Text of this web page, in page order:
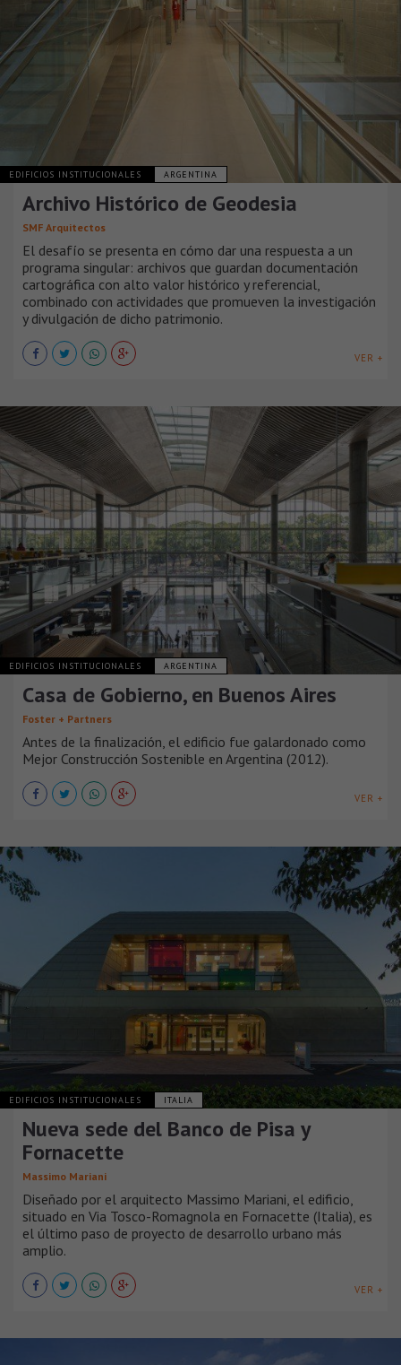
EDIFICIOS INSTITUCIONALES ARGENTINA
Archivo Histórico de Geodesia
SMF Arquitectos
El desafío se presenta en cómo dar una respuesta a un
programa singular: archivos que guardan documentación
cartográfica con alto valor histórico y referencial,
combinado con actividades que promueven la investigación
y divulgación de dicho patrimonio.
VER +
EDIFICIOS INSTITUCIONALES ARGENTINA
Casa de Gobierno, en Buenos Aires
Foster + Partners
Antes de la finalización, el edificio fue galardonado como
Mejor Construcción Sostenible en Argentina (2012).
VER +
EDIFICIOS INSTITUCIONALES ITALIA
Nueva sede del Banco de Pisa y
Fornacette
Massimo Mariani
Diseñado por el arquitecto Massimo Mariani, el edificio,
situado en Via Tosco-Romagnola en Fornacette (Italia), es
el último paso de proyecto de desarrollo urbano más
amplio.
VER +